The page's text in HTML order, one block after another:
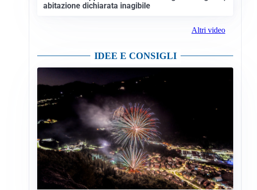
abitazione dichiarata inagibile
Altri video
IDEE E CONSIGLI